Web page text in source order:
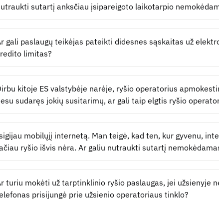
sutartį anksčiau įsipareigoto laikotarpio
gali paslaugų teikėjas pateikti didesnes sąskaitas už
limitas?
kitoje ES valstybėje narėje, ryšio operatorius
sudaręs jokių susitarimų, ar gali taip elgtis ryšio
mobilųjį internetą. Man teigė, kad ten, kur gyvenu,
ryšio išvis nėra. Ar galiu nutraukti sutartį
turiu mokėti už tarptinklinio ryšio paslaugas, jei užsienyje
prisijungė prie užsienio operatoriaus tinklo?